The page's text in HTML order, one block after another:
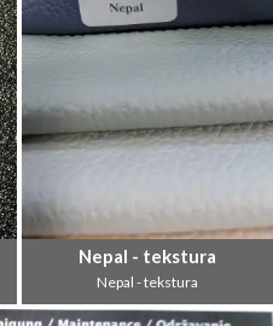
Nepal - tekstura
Nepal - tekstura